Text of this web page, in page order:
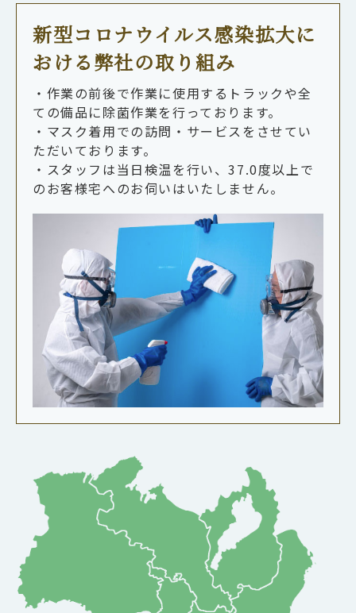
新型コロナウイルス感染拡大に
おける弊社の取り組み
・作業の前後で作業に使用するトラックや全
ての備品に除菌作業を行っております。
・マスク着用での訪問・サービスをさせてい
ただいております。
・スタッフは当日検温を行い、37.0度以上で
のお客様宅へのお伺いはいたしません。